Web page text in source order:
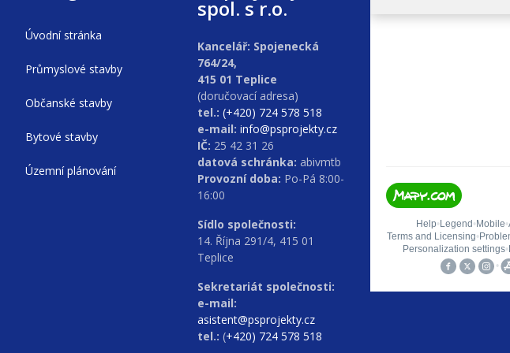
Úvodní stránka
Průmyslové stavby
Občanské stavby
Bytové stavby
Územní plánování
spol. s r.o.
Kancelář: Spojenecká
764/24,
415 01 Teplice
(doručovací adresa)
tel.: (+420) 724 578 518
e-mail: info@psprojekty.cz
IČ: 25 42 31 26
datová schránka: abivmtb
Provozní doba: Po-Pá 8:00-
16:00
Sídlo společnosti:
14. Října 291/4, 415 01
Teplice
Sekretariát společnosti:
e-mail:
asistent@psprojekty.cz
tel.: (+420) 724 578 518